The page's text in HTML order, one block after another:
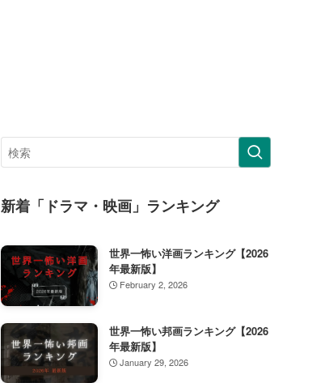
新着「ドラマ・映画」ランキング
世界一怖い洋画ランキング【2026
年最新版】
February 2, 2026
世界一怖い邦画ランキング【2026
年最新版】
January 29, 2026